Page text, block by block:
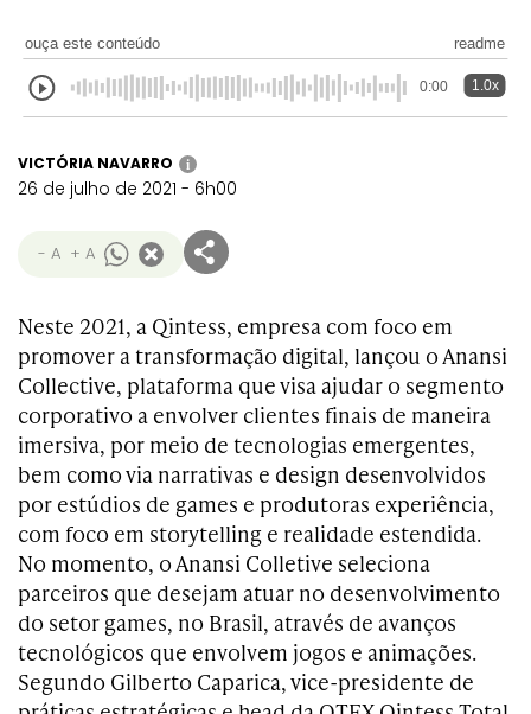
ouça este conteúdo readme
0:00 1.0x
VICTÓRIA NAVARRO i
26 de julho de 2021 - 6h00
- A + A
Neste 2021, a Qintess, empresa com foco em
promover a transformação digital, lançou o Anansi
Collective, plataforma que visa ajudar o segmento
corporativo a envolver clientes finais de maneira
imersiva, por meio de tecnologias emergentes,
bem como via narrativas e design desenvolvidos
por estúdios de games e produtoras experiência,
com foco em storytelling e realidade estendida.
No momento, o Anansi Colletive seleciona
parceiros que desejam atuar no desenvolvimento
do setor games, no Brasil, através de avanços
tecnológicos que envolvem jogos e animações.
Segundo Gilberto Caparica, vice-presidente de